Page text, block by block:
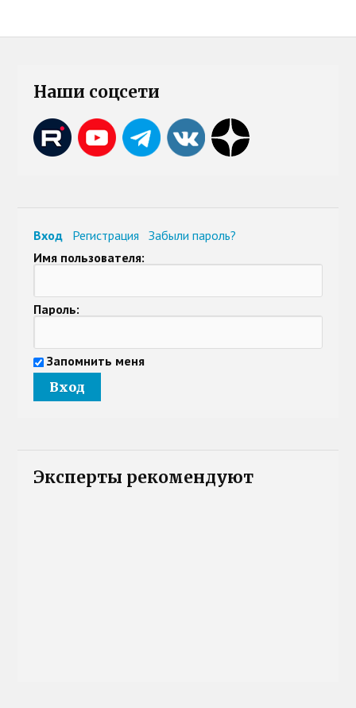
Наши соцсети
Вход Регистрация
Забыли пароль?
Имя пользователя:
Пароль:
Запомнить меня
Эксперты рекомендуют